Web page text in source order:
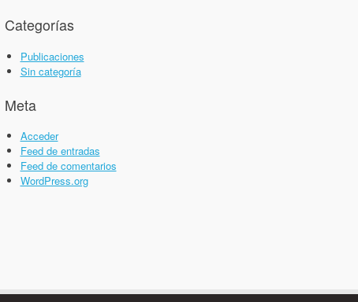
Categorías
Publicaciones
Sin categoría
Meta
Acceder
Feed de entradas
Feed de comentarios
WordPress.org